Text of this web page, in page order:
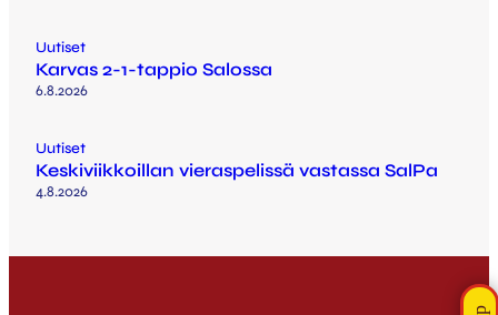
Uutiset
Karvas 2-1-tappio Salossa
6.8.2026
Uutiset
Keskiviikkoillan vieraspelissä vastassa SalPa
4.8.2026